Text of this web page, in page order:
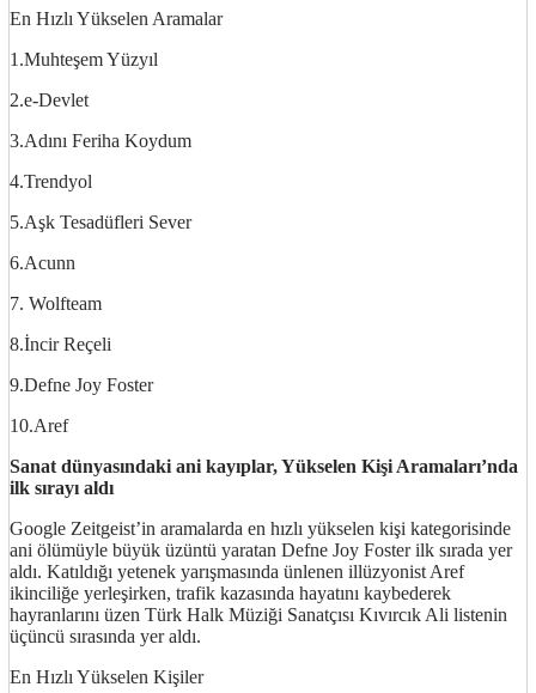
En Hızlı Yükselen Aramalar
1.Muhteşem Yüzyıl
2.e-Devlet
3.Adını Feriha Koydum
4.Trendyol
5.Aşk Tesadüfleri Sever
6.Acunn
7. Wolfteam
8.İncir Reçeli
9.Defne Joy Foster
10.Aref
Sanat dünyasındaki ani kayıplar, Yükselen Kişi Aramaları’nda
ilk sırayı aldı
Google Zeitgeist’in aramalarda en hızlı yükselen kişi kategorisinde
ani ölümüyle büyük üzüntü yaratan Defne Joy Foster ilk sırada yer
aldı. Katıldığı yetenek yarışmasında ünlenen illüzyonist Aref
ikinciliğe yerleşirken, trafik kazasında hayatını kaybederek
hayranlarını üzen Türk Halk Müziği Sanatçısı Kıvırcık Ali listenin
üçüncü sırasında yer aldı.
En Hızlı Yükselen Kişiler